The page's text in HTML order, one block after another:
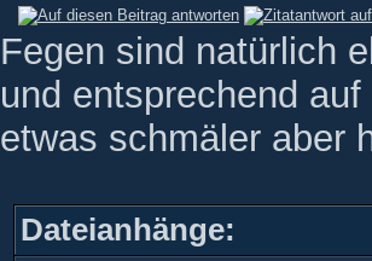
Fegen sind natürlich
und entsprechend
etwas schmäler aber
Dateianhänge: